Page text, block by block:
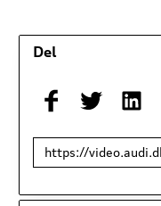
Del
Link
deling